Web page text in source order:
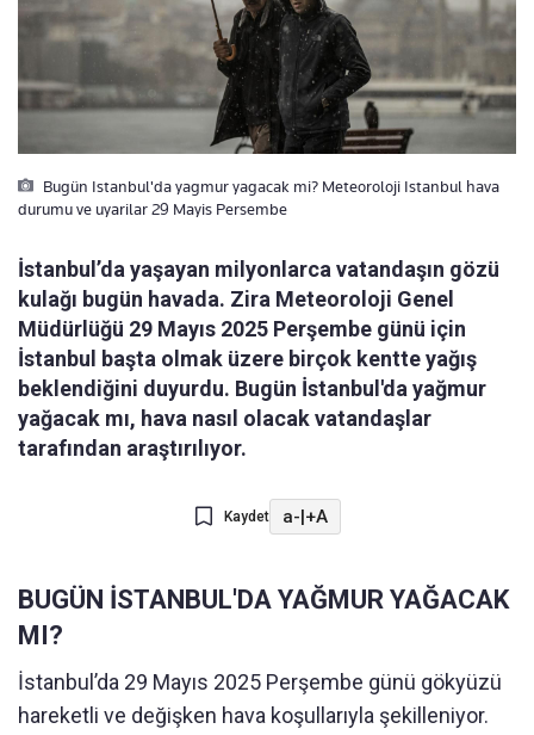
Bugün Istanbul'da yagmur yagacak mi? Meteoroloji Istanbul hava
durumu ve uyarilar 29 Mayis Persembe
İstanbul’da yaşayan milyonlarca vatandaşın gözü
kulağı bugün havada. Zira Meteoroloji Genel
Müdürlüğü 29 Mayıs 2025 Perşembe günü için
İstanbul başta olmak üzere birçok kentte yağış
beklendiğini duyurdu. Bugün İstanbul'da yağmur
yağacak mı, hava nasıl olacak vatandaşlar
tarafından araştırılıyor.
Kaydet a-|+A
BUGÜN İSTANBUL'DA YAĞMUR YAĞACAK
MI?
İstanbul’da 29 Mayıs 2025 Perşembe günü gökyüzü
hareketli ve değişken hava koşullarıyla şekilleniyor.